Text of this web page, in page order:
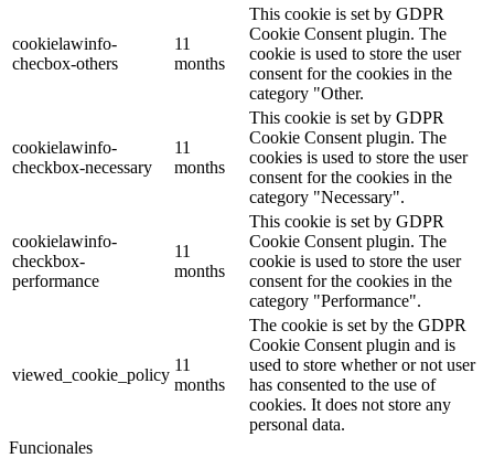
cookielawinfo-
checbox-others
11
months
This cookie is set by GDPR
Cookie Consent plugin. The
cookie is used to store the user
consent for the cookies in the
category "Other.
cookielawinfo-
checkbox-necessary
11
months
This cookie is set by GDPR
Cookie Consent plugin. The
cookies is used to store the user
consent for the cookies in the
category "Necessary".
cookielawinfo-
checkbox-
performance
11
months
This cookie is set by GDPR
Cookie Consent plugin. The
cookie is used to store the user
consent for the cookies in the
category "Performance".
viewed_cookie_policy
11
months
The cookie is set by the GDPR
Cookie Consent plugin and is
used to store whether or not user
has consented to the use of
cookies. It does not store any
personal data.
Funcionales